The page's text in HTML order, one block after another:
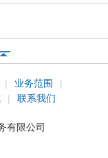
| 业务范围
|
| 联系我们
有限公司